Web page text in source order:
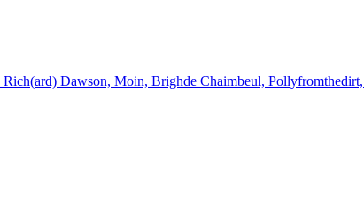
Dawson, Moin, Brighde Chaimbeul,